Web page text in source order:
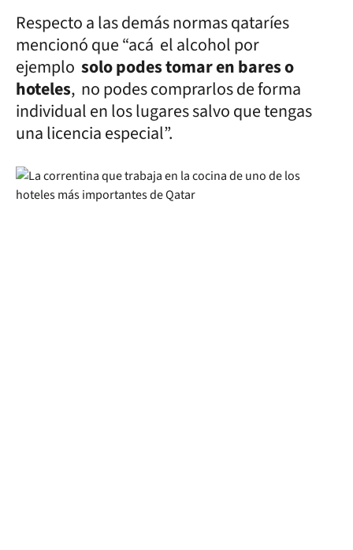
Respecto a las demás normas qataríes
mencionó que “acá el alcohol por
ejemplo solo podes tomar en bares o
hoteles, no podes comprarlos de forma
individual en los lugares salvo que tengas
una licencia especial”.